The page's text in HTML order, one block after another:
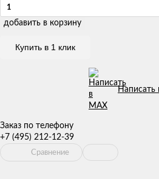
добавить в корзину
Купить в 1 клик
Написать
Заказ по телефону
+7 (495) 212-12-39
Сравнение